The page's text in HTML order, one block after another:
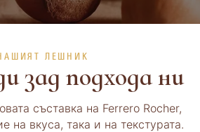
ЛЕШНИК
зад подхода ни
съставка на Ferrero Rocher,
на вкуса, така и на текстурата.